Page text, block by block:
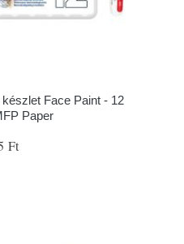
Face Paint - 12
Paper
Ft